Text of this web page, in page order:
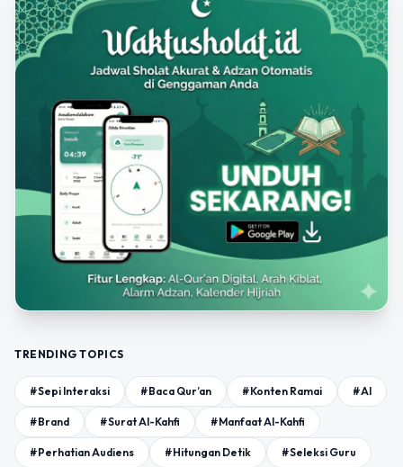
TRENDING TOPICS
#Sepi Interaksi #Baca Qur’an #Konten Ramai #AI
#Brand #Surat Al-Kahfi #Manfaat Al-Kahfi
#Perhatian Audiens #Hitungan Detik #Seleksi Guru